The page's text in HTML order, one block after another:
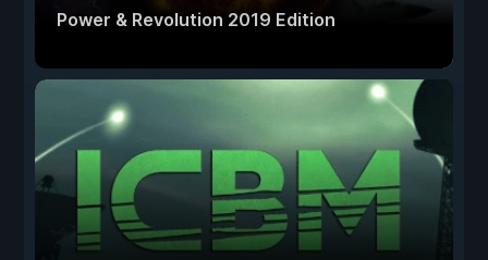
Power & Revolution 2019 Edition